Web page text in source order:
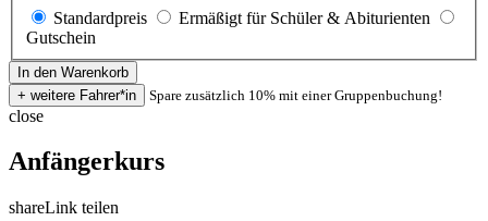
Standardpreis
Ermäßigt für Schüler & Abiturienten
Gutschein
Spare zusätzlich 10% mit einer Gruppenbuchung!
close
Anfängerkurs
shareLink teilen